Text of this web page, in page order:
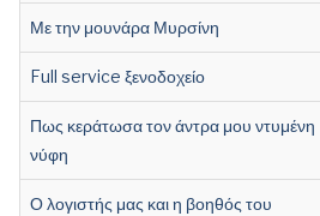
Με την μουνάρα Μυρσίνη
Full service ξενοδοχείο
Πως κεράτωσα τον άντρα μου ντυμένη
νύφη
Ο λογιστής μας και η βοηθός του